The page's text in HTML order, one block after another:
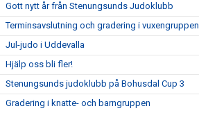
Gott nytt år från Stenungsunds Judoklubb
Terminsavslutning och gradering i vuxengruppen
Jul-judo i Uddevalla
Hjälp oss bli fler!
Stenungsunds judoklubb på Bohusdal Cup 3
Gradering i knatte- och barngruppen